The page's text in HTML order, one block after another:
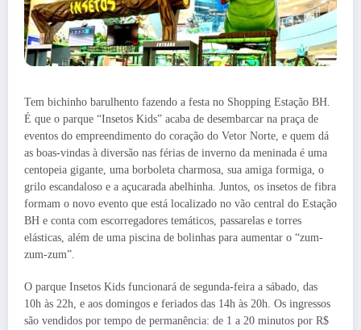
Tem bichinho barulhento fazendo a festa no Shopping Estação BH.
É que o parque “Insetos Kids” acaba de desembarcar na praça de
eventos do empreendimento do coração do Vetor Norte, e quem dá
as boas-vindas à diversão nas férias de inverno da meninada é uma
centopeia gigante, uma borboleta charmosa, sua amiga formiga, o
grilo escandaloso e a açucarada abelhinha. Juntos, os insetos de fibra
formam o novo evento que está localizado no vão central do Estação
BH e conta com escorregadores temáticos, passarelas e torres
elásticas, além de uma piscina de bolinhas para aumentar o “zum-
zum-zum”.
O parque Insetos Kids funcionará de segunda-feira a sábado, das
10h às 22h, e aos domingos e feriados das 14h às 20h. Os ingressos
são vendidos por tempo de permanência: de 1 a 20 minutos por R$